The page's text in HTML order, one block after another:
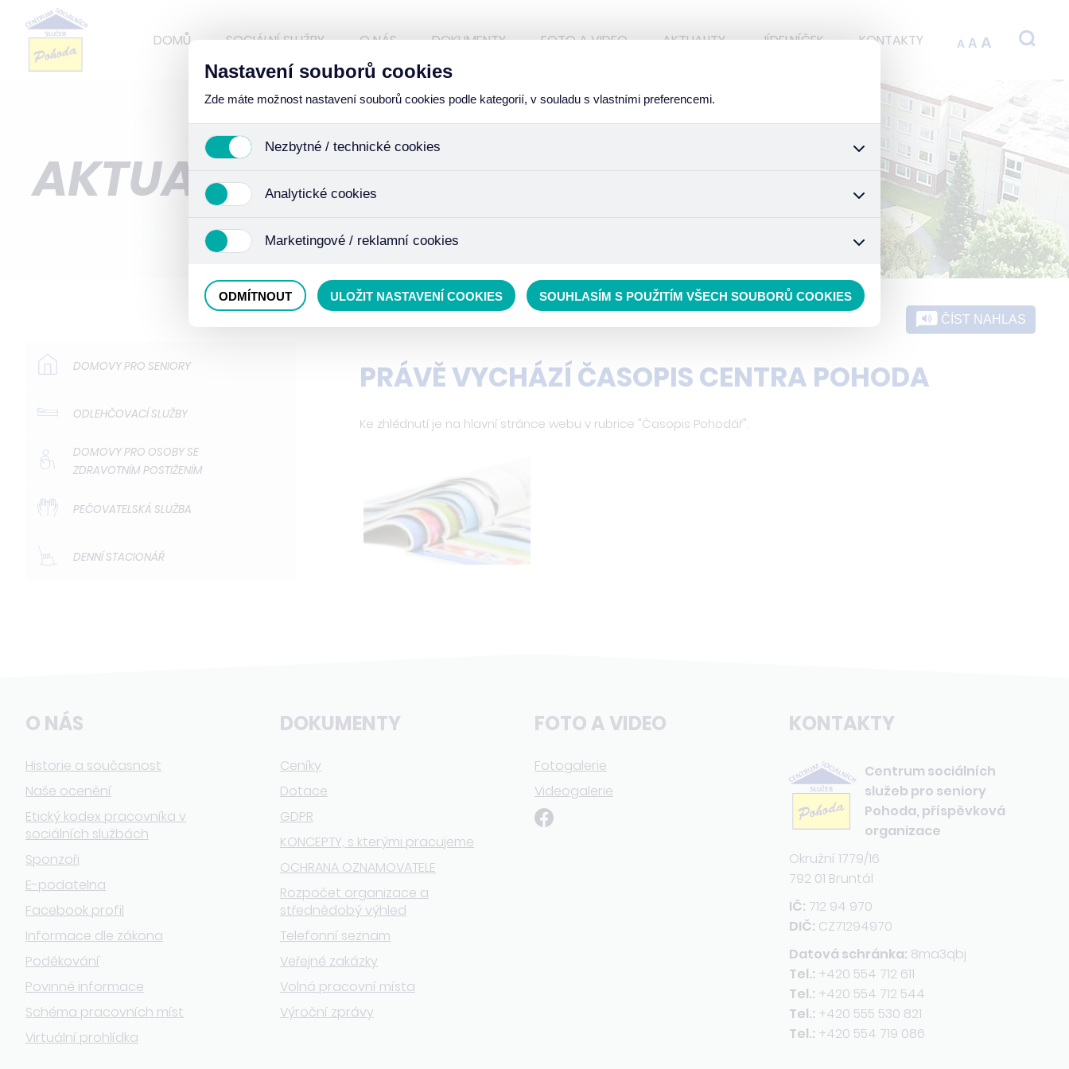
DOMŮ SOCIÁLNÍ SLUŽBY O NÁS DOKUMENTY FOTO A VIDEO AKTUALITY JÍDELNÍČEK KONTAKTY A A A
AKTUALITY
DOMOVY PRO SENIORY
ODLEHČOVACÍ SLUŽBY
DOMOVY PRO OSOBY SE
ZDRAVOTNÍM POSTIŽENÍM
PEČOVATELSKÁ SLUŽBA
DENNÍ STACIONÁŘ
ČÍST NAHLAS
PRÁVĚ VYCHÁZÍ ČASOPIS CENTRA POHODA
Ke zhlédnutí je na hlavní stránce webu v rubrice "Časopis Pohodář".
O NÁS
Historie a současnost
Naše ocenění
Etický kodex pracovníka v
sociálních službách
Sponzoři
E-podatelna
Facebook profil
Informace dle zákona
Poděkování
Povinné informace
Schéma pracovních míst
Virtuální prohlídka
DOKUMENTY
Ceníky
Dotace
GDPR
KONCEPTY, s kterými pracujeme
OCHRANA OZNAMOVATELE
Rozpočet organizace a
střednědobý výhled
Telefonní seznam
Veřejné zakázky
Volná pracovní místa
Výroční zprávy
FOTO A VIDEO
Fotogalerie
Videogalerie
KONTAKTY
Centrum sociálních
služeb pro seniory
Pohoda, příspěvková
organizace
Okružní 1779/16
792 01 Bruntál
IČ: 712 94 970
DIČ: CZ71294970
Datová schránka: 8ma3qbj
Tel.: +420 554 712 611
Tel.: +420 554 712 544
Tel.: +420 555 530 821
Tel.: +420 554 719 086
Nastavení souborů cookies
Zde máte možnost nastavení souborů cookies podle kategorií, v souladu s vlastními preferencemi.
Nezbytné / technické cookies
funkcí. Používají se mimo jiné k ukládání produktů v nákupním košíku, ovládání filtrů a také nastavení souhlasu s
Analytické cookies
anonymizaci se již nejedná o osobní údaje, protože anonymizované cookies nelze přiřadit konkrétnímu uživateli.
Marketingové / reklamní cookies
ODMÍTNOUT
ULOŽIT NASTAVENÍ COOKIES SOUHLASÍM S POUŽITÍM VŠECH SOUBORŮ COOKIES